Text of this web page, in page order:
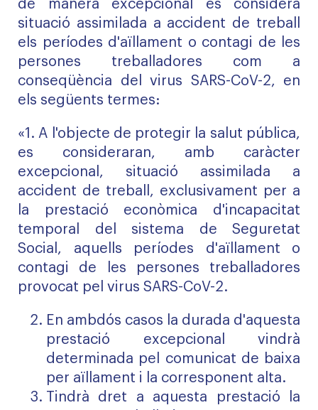
de manera excepcional es considera
situació assimilada a accident de treball
els períodes d'aïllament o contagi de les
persones treballadores com a
conseqüència del virus SARS-CoV-2, en
els següents termes:
«1. A l'objecte de protegir la salut pública,
es consideraran, amb caràcter
excepcional, situació assimilada a
accident de treball, exclusivament per a
la prestació econòmica d'incapacitat
temporal del sistema de Seguretat
Social, aquells períodes d'aïllament o
contagi de les persones treballadores
provocat pel virus SARS-CoV-2.
En ambdós casos la durada d'aquesta
prestació excepcional vindrà
determinada pel comunicat de baixa
per aïllament i la corresponent alta.
Tindrà dret a aquesta prestació la